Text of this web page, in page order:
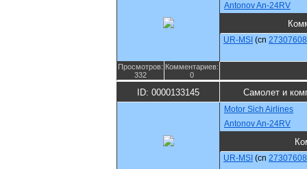
Antonov An-24RV
UR-MSI (cn 27307608
Просмотров:
332
Комментариев:
0
ID: 0000133145 Самолет и
Motor Sich Airlines
Antonov An-24RV
UR-MSI (cn 27307608